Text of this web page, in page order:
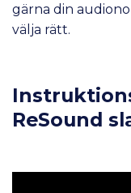
gärna din
välja rätt.
ReSound